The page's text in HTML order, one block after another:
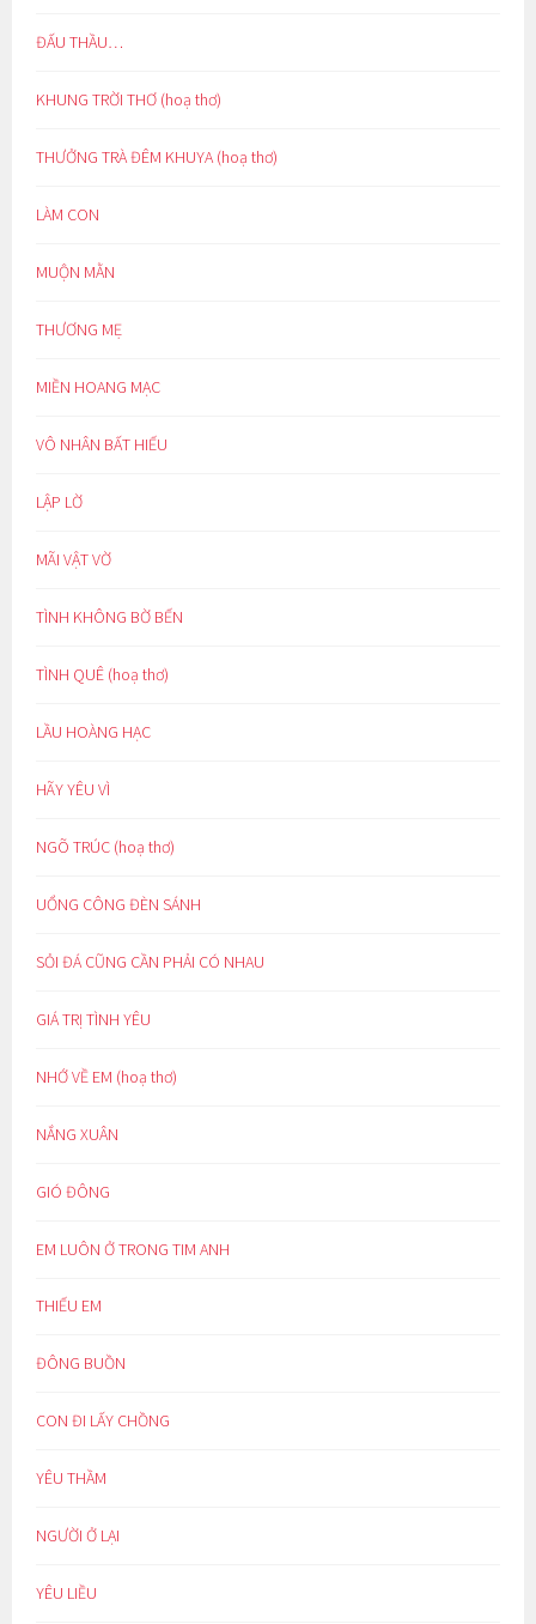
ĐẤU THẦU…
KHUNG TRỜI THƠ (hoạ thơ)
THƯỞNG TRÀ ĐÊM KHUYA (hoạ thơ)
LÀM CON
MUỘN MẰN
THƯƠNG MẸ
MIỀN HOANG MẠC
VÔ NHÂN BẤT HIẾU
LẬP LỜ
MÃI VẬT VỜ
TÌNH KHÔNG BỜ BẾN
TÌNH QUÊ (hoạ thơ)
LẦU HOÀNG HẠC
HÃY YÊU VÌ
NGÕ TRÚC (hoạ thơ)
UỔNG CÔNG ĐÈN SÁNH
SỎI ĐÁ CŨNG CẦN PHẢI CÓ NHAU
GIÁ TRỊ TÌNH YÊU
NHỚ VỀ EM (hoạ thơ)
NẮNG XUÂN
GIÓ ĐÔNG
EM LUÔN Ở TRONG TIM ANH
THIẾU EM
ĐÔNG BUỒN
CON ĐI LẤY CHỒNG
YÊU THẦM
NGƯỜI Ở LẠI
YÊU LIỀU